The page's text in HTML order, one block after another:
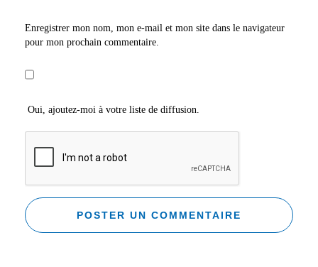
Enregistrer mon nom, mon e-mail et mon site dans le navigateur
pour mon prochain commentaire.
Oui, ajoutez-moi à votre liste de diffusion.